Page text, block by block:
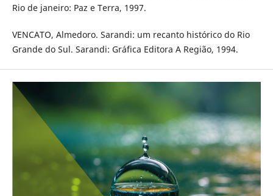
Rio de janeiro: Paz e Terra, 1997.
VENCATO, Almedoro. Sarandi: um recanto histórico do Rio
Grande do Sul. Sarandi: Gráfica Editora A Região, 1994.